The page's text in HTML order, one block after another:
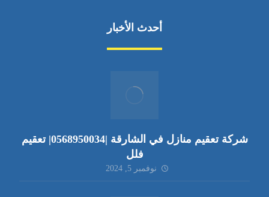
أحدث الأخبار
شركة تعقيم منازل في الشارقة |0568950034| تعقيم
فلل
نوفمبر 5, 2024